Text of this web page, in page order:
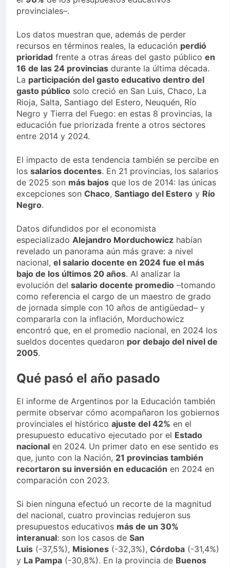
provinciales–.
Los datos muestran que, además de perder
recursos en términos reales, la educación perdió
prioridad frente a otras áreas del gasto público en
16 de las 24 provincias durante la última década.
La participación del gasto educativo dentro del
gasto público solo creció en San Luis, Chaco, La
Rioja, Salta, Santiago del Estero, Neuquén, Río
Negro y Tierra del Fuego: en estas 8 provincias, la
educación fue priorizada frente a otros sectores
entre 2014 y 2024.
El impacto de esta tendencia también se percibe en
los salarios docentes. En 21 provincias, los salarios
de 2025 son más bajos que los de 2014: las únicas
excepciones son Chaco, Santiago del Estero y Río
Negro.
Datos difundidos por el economista
especializado Alejandro Morduchowicz habían
revelado un panorama aún más grave: a nivel
nacional, el salario docente en 2024 fue el más
bajo de los últimos 20 años. Al analizar la
evolución del salario docente promedio –tomando
como referencia el cargo de un maestro de grado
de jornada simple con 10 años de antigüedad– y
compararla con la inflación, Morduchowicz
encontró que, en el promedio nacional, en 2024 los
sueldos docentes quedaron por debajo del nivel de
2005.
Qué pasó el año pasado
El informe de Argentinos por la Educación también
permite observar cómo acompañaron los gobiernos
provinciales el histórico ajuste del 42% en el
presupuesto educativo ejecutado por el Estado
nacional en 2024. Un primer dato en ese sentido es
que, junto con la Nación, 21 provincias también
recortaron su inversión en educación en 2024 en
comparación con 2023.
Si bien ninguna efectuó un recorte de la magnitud
del nacional, cuatro provincias redujeron sus
presupuestos educativos más de un 30%
interanual: son los casos de San
Luis (-37,5%), Misiones (-32,3%), Córdoba (-31,4%)
y La Pampa (-30,8%). En la provincia de Buenos